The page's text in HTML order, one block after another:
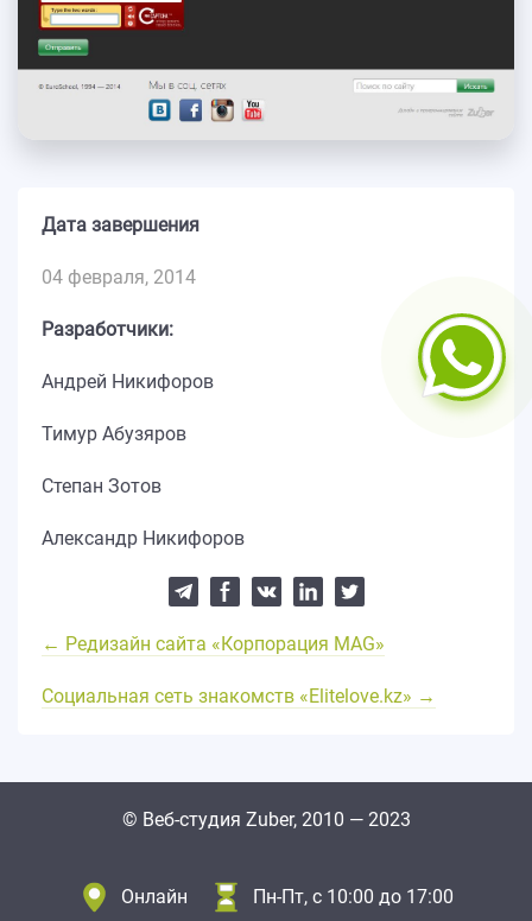
Дата завершения
04 февраля, 2014
Разработчики:
Андрей Никифоров
Тимур Абузяров
Степан Зотов
Александр Никифоров
← Редизайн сайта «Корпорация MAG»
Социальная сеть знакомств «Elitelove.kz» →
© Веб-студия Zuber, 2010 — 2023
Онлайн Пн-Пт, с 10:00 до 17:00